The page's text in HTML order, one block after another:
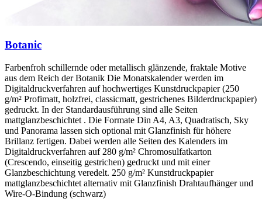
Botanic
Farbenfroh schillernde oder metallisch glänzende, fraktale Motive
aus dem Reich der Botanik Die Monatskalender werden im
Digitaldruckverfahren auf hochwertiges Kunstdruckpapier (250
g/m² Profimatt, holzfrei, classicmatt, gestrichenes Bilderdruckpapier)
gedruckt. In der Standardausführung sind alle Seiten
mattglanzbeschichtet . Die Formate Din A4, A3, Quadratisch, Sky
und Panorama lassen sich optional mit Glanzfinish für höhere
Brillanz fertigen. Dabei werden alle Seiten des Kalenders im
Digitaldruckverfahren auf 280 g/m² Chromosulfatkarton
(Crescendo, einseitig gestrichen) gedruckt und mit einer
Glanzbeschichtung veredelt. 250 g/m² Kunstdruckpapier
mattglanzbeschichtet alternativ mit Glanzfinish Drahtaufhänger und
Wire-O-Bindung (schwarz)